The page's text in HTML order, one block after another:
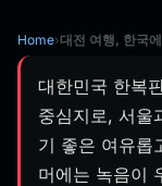
Home›대전 여행, 한국
대한민국 한복
중심지로, 서울
기 좋은 여유롭
머에는 녹음이